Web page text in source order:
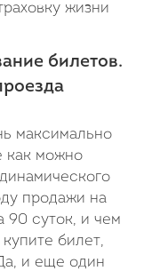
жизни
билетов.
максимально
как можно
продажи на
90 суток, и чем
билет,
и еще один